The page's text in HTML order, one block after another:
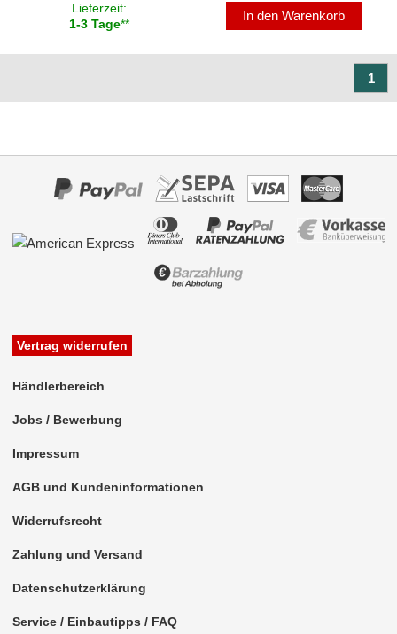
Parkscheiben
Radioadapter
für Audi
für BMW
für Chevrolet
für Citroen
für Dacia
für Daewoo
für Daihatsu
für Dodge
für Eagle
für Fiat
Lieferzeit:
1-3 Tage**
In den Warenkorb
1
Vertrag widerrufen
Händlerbereich
Jobs / Bewerbung
Impressum
AGB und Kundeninformationen
Widerrufsrecht
Zahlung und Versand
Datenschutzerklärung
Service / Einbautipps / FAQ